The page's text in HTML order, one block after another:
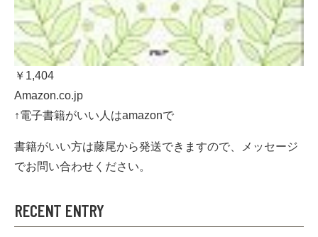
￥1,404
Amazon.co.jp
↑電子書籍がいい人はamazonで
書籍がいい方は藤尾から発送できますので、メッセージ
でお問い合わせください。
RECENT ENTRY